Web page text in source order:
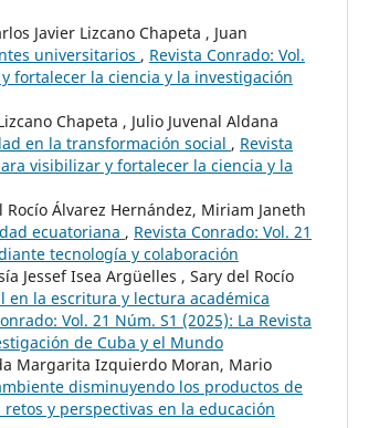
Javier Lizcano Chapeta , Juan
universitarios , Revista Conrado: Vol.
fortalecer la ciencia y la investigación
Chapeta , Julio Juvenal Aldana
en la transformación social , Revista
visibilizar y fortalecer la ciencia y la
Álvarez Hernández, Miriam Janeth
ecuatoriana , Revista Conrado: Vol. 21
tecnología y colaboración
Jessef Isea Argüelles , Sary del Rocío
la escritura y lectura académica
Vol. 21 Núm. S1 (2025): La Revista
de Cuba y el Mundo
Margarita Izquierdo Moran, Mario
disminuyendo los productos de
retos y perspectivas en la educación